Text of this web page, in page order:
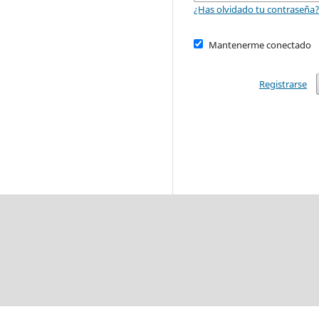
¿Has olvidado tu contraseña?
Mantenerme conectado
Registrarse